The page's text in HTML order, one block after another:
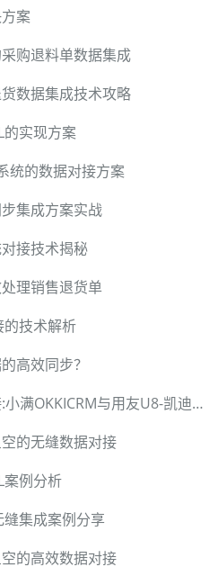
案
购退料单数据集成
数据集成技术攻略
的实现方案
统的数据对接方案
集成方案实战
接技术揭秘
理销售退货单
的技术解析
高效同步？
高效实现客户档案数据对接:小满OKKICRM与用友U8-凯迪森
的无缝数据对接
案例分析
集成案例分享
的高效数据对接